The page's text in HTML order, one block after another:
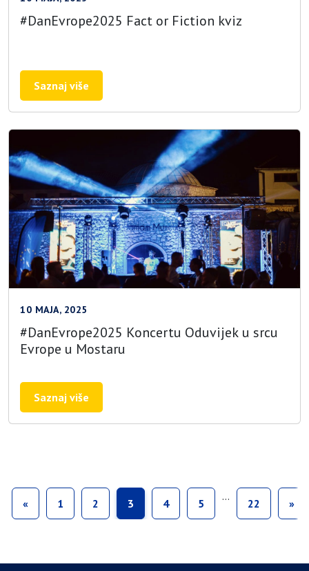
#DanEvrope2025 Fact or Fiction kviz
Saznaj više
10 MAJA, 2025
#DanEvrope2025 Koncertu Oduvijek u srcu
Evrope u Mostaru
Saznaj više
« 1 2 3 4 5
…
22 »